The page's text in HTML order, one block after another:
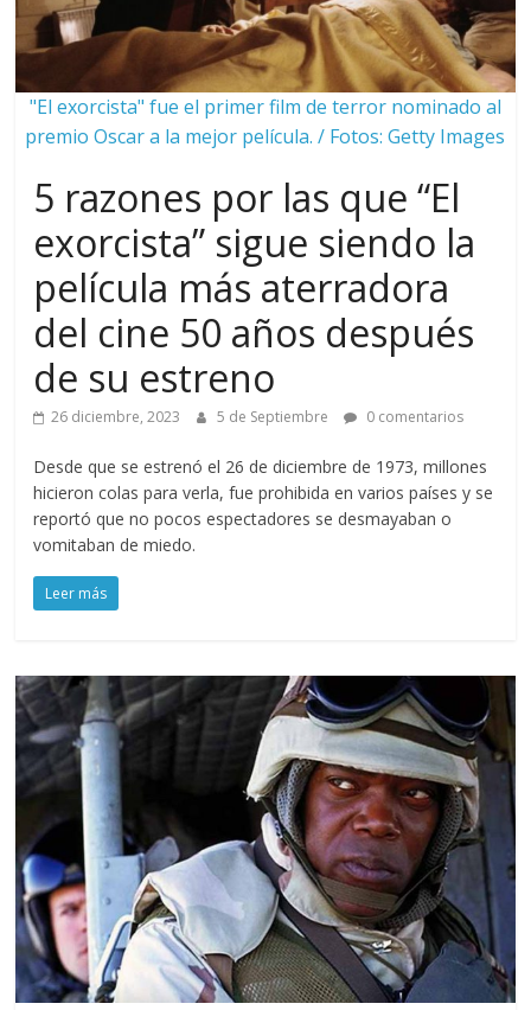
"El exorcista" fue el primer film de terror nominado al
premio Oscar a la mejor película. / Fotos: Getty Images
5 razones por las que “El
exorcista” sigue siendo la
película más aterradora
del cine 50 años después
de su estreno
26 diciembre, 2023 5 de Septiembre 0 comentarios
Desde que se estrenó el 26 de diciembre de 1973, millones
hicieron colas para verla, fue prohibida en varios países y se
reportó que no pocos espectadores se desmayaban o
vomitaban de miedo.
Leer más